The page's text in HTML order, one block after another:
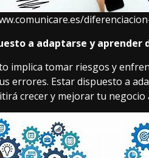
a adaptarse y aprender
implica tomar riesgos y
errores. Estar dispuesto a
crecer y mejorar tu